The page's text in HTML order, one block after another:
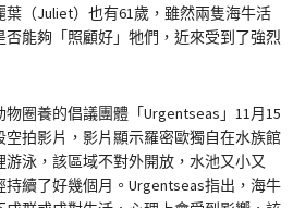
（Juliet）也有61歲，雖然兩隻海牛活
能夠「照顧好」牠們，近來受到了強烈
圈養的倡議團體「Urgentseas」11月15
空拍影片，影片顯示羅密歐獨自在水族館
泳，該區域不對外開放，水池又小又
續了好幾個月。Urgentseas指出，海牛